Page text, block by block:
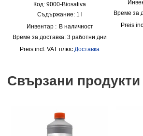
Код: 9000-Biosativa
Съдържание: 1 l
Инвентар : В наличност
Време за доставка: 3 работни дни
incl. VAT плюс Доставка
Време за
Свързани продукти